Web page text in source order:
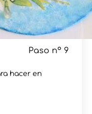
Paso nº 9
hacer en